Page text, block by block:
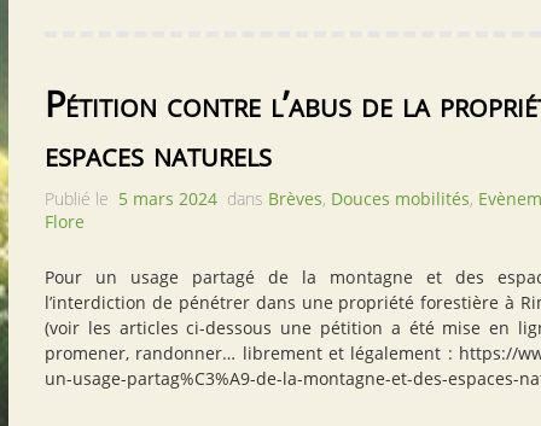
Pétition contre l’abus de la
espaces naturels
Publié le 5 mars 2024 dans Brèves, Douces mobilités,
Flore
Pour un usage partagé de la montagne et des
l’interdiction de pénétrer dans une propriété forestière à
(voir les articles ci-dessous une pétition a été mise en
promener, randonner… librement et légalement : https://
un-usage-partag%C3%A9-de-la-montagne-et-des-espaces-